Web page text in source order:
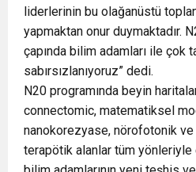
liderlerinin bu olağanüstü
yapmaktan onur duymaktadır.
çapında bilim adamları ile çok
sabırsızlanıyoruz” dedi.
N20 programında beyin
connectomic, matematiksel
nanokorezyase, nörofotonik
terapötik alanlar tüm yönleriyle